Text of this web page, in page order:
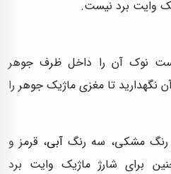
وایت برد نیست.
نوک آن را داخل ظرف جوهر
نگهدارید تا مغزی ماژیک جوهر را
رنگ مشکی، سه رنگآبی، قرمز و
برای شارژ ماژیک وایت برد